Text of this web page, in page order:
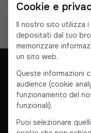
La nostra azienda
Cookie e
Il nostro sito utilizza i
depositati dal tuo
memorizzare
un sito web.
Queste informazioni
audience (cookie
funzionamento del
funzionali).
Puoi selezionare